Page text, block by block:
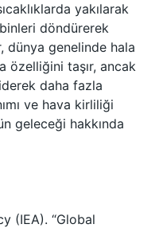
yakılarak
döndürerek
dünya genelinde hala
özelliğini taşır, ancak
daha fazla
ve hava kirliliği
geleceği hakkında
(IEA). “Global